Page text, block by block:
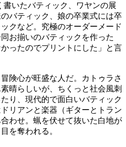
書いたバティック、ワヤンの展
バティック、娘の卒業式には卒
クなど。究極のオーダーメード
お揃いのバティックを作った
ったのでプリントにした」と言
険心が旺盛な人だ。カトゥラさ
晴らしいが、ちくっと社会風刺
り、現代的で面白いバティック
リアンと楽器（ギターとトラン
わせ。蝋を伏せて抜いた白地が
を奪われる。